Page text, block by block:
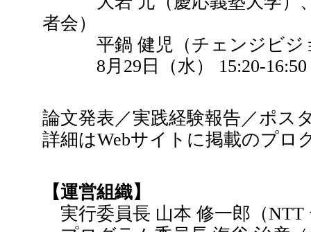
者会）
平鍋 健児（チェンジビジ
8月29日（水） 15:20-16:50
論文発表／実践経験報告／ポス
詳細はWebサイトに掲載のプロ
【運営組織】
実行委員長 山本 修一郎（NTT